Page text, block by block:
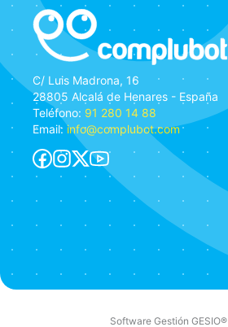
C/ Luis Madrona, 16
28805 Alcalá de Henares - España
Teléfono: 91 280 14 88
Email:info@complubot.com
Software Gestión GESIO®